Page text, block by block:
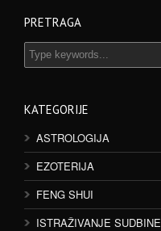
PRETRAGA
KATEGORIJE
ASTROLOGIJA
EZOTERIJA
FENG SHUI
ISTRAŽIVANJE SUDBINE